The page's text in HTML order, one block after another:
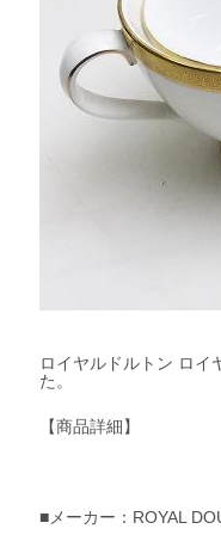
ロイヤルドルトン ロイ
た。
【商品詳細】
■メーカー：ROYAL